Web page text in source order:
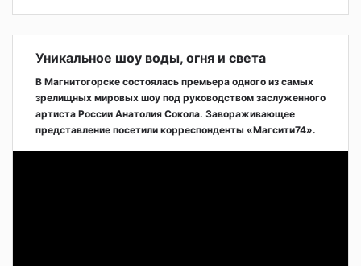
Уникальное шоу воды, огня и света
В Магнитогорске состоялась премьера одного из самых
зрелищных мировых шоу под руководством заслуженного
артиста России Анатолия Сокола. Завораживающее
представление посетили корреспонденты «Магсити74».